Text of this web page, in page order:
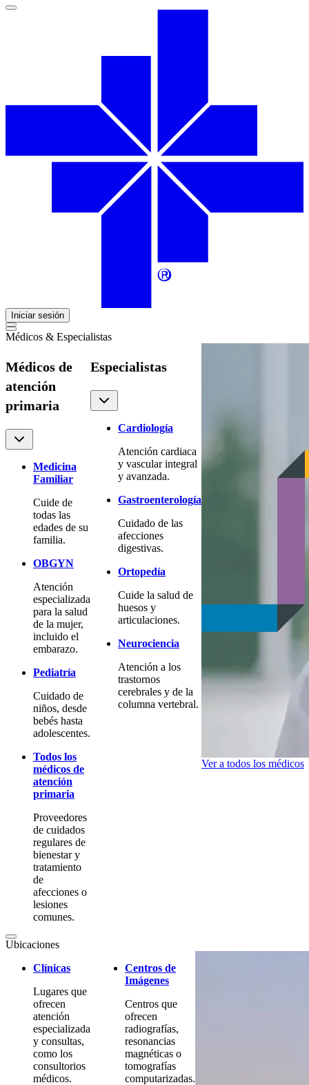
Iniciar sesión
Médicos & Especialistas
Médicos de
atención
primaria
Medicina
Familiar
Cuide de
todas las
edades de su
familia.
OBGYN
Atención
especializada
para la salud
de la mujer,
incluido el
embarazo.
Pediatría
Cuidado de
niños, desde
bebés hasta
adolescentes.
Todos los
médicos de
atención
primaria
Proveedores
de cuidados
regulares de
bienestar y
tratamiento
de
afecciones o
lesiones
comunes.
Especialistas
Cardiología
Atención cardiaca
y vascular integral
y avanzada.
Gastroenterología
Cuidado de las
afecciones
digestivas.
Ortopedía
Cuide la salud de
huesos y
articulaciones.
Neurociencia
Atención a los
trastornos
cerebrales y de la
columna vertebral.
Ver a todos los médicos
Ubicaciones
Clínicas
Lugares que
ofrecen
atención
especializada
y consultas,
como los
consultorios
médicos.
Centros de
Imágenes
Centros que
ofrecen
radiografías,
resonancias
magnéticas o
tomografías
computarizadas.